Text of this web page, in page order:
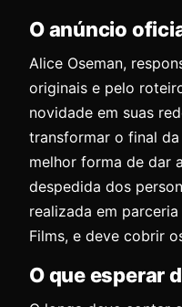
O anúncio
Alice Oseman,
originais e pelo
novidade em suas
transformar o final
melhor forma de dar
despedida dos
realizada em
Films, e deve cobrir
O que esperar